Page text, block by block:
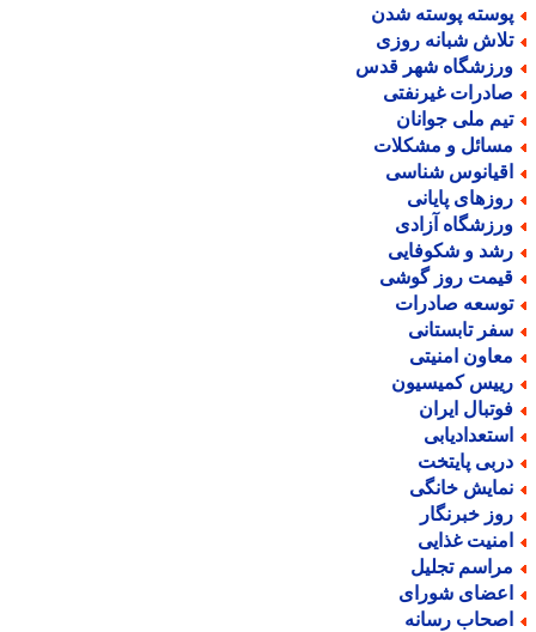
پوسته شدن
شبانه روزی
شهر قدس
غیرنفتی
ملی جوانان
و مشکلات
شناسی
پایانی
آزادی
و شکوفایی
روز گوشی
صادرات
تابستانی
امنیتی
کمیسیون
ایران
پایتخت
خانگی
خبرنگار
غذایی
تجلیل
شورای
رسانه